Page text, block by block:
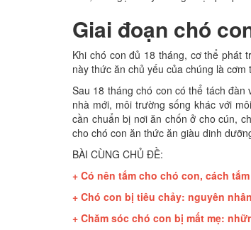
Giai đoạn chó
Khi chó con đủ 18 tháng, cơ thể phát
này thức ăn chủ yếu của chúng là
Sau 18 tháng chó con có thể tách
nhà mới, môi trường sống khác với
cần chuẩn bị nơi ăn chốn ở cho cún,
cho chó con ăn thức ăn giàu dinh
BÀI CÙNG CHỦ ĐỀ:
+ Có nên tắm cho chó con, cách
+ Chó con bị tiêu chảy: nguyên
+ Chăm sóc chó con bị mất mẹ: